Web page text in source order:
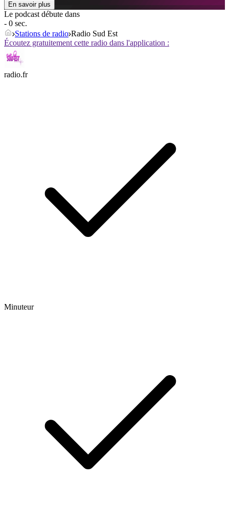
En savoir plus
Le podcast débute dans
- 0 sec.
Stations de radio Radio Sud Est
Écoutez gratuitement cette radio dans l'application :
radio.fr
Minuteur